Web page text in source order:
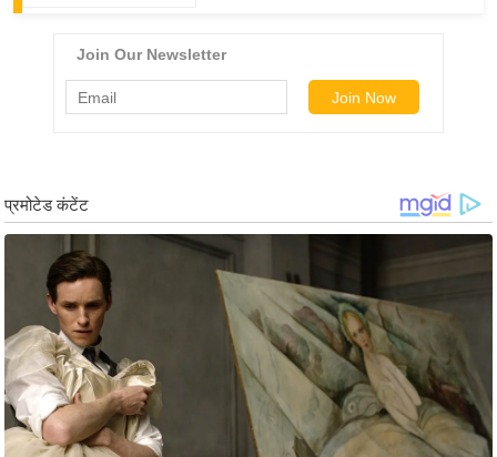
ली
वु
फि
ल्म
स
मी
क्षा
B